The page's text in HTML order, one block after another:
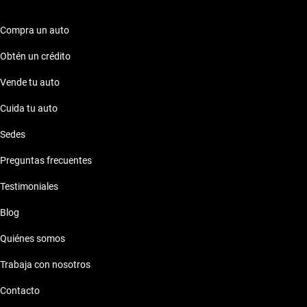
Compra un auto
Obtén un crédito
Vende tu auto
Cuida tu auto
Sedes
Preguntas frecuentes
Testimoniales
Blog
Quiénes somos
Trabaja con nosotros
Contacto